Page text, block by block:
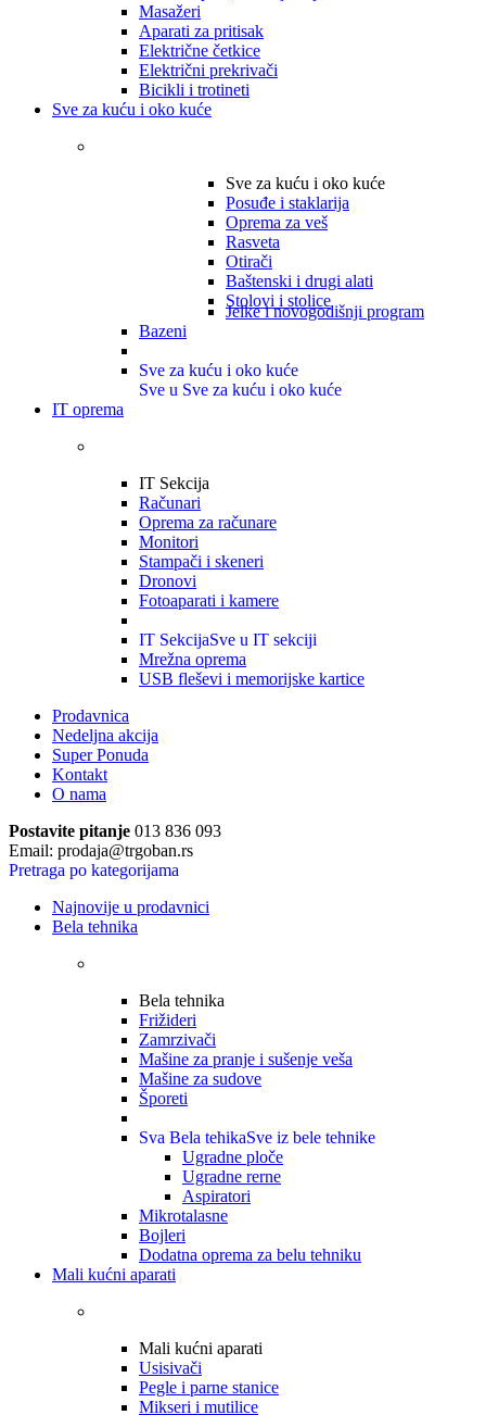
Masažeri
Aparati za pritisak
Električne četkice
Električni prekrivači
Bicikli i trotineti
Sve za kuću i oko kuće
Sve za kuću i oko kuće
Posuđe i staklarija
Oprema za veš
Rasveta
Otirači
Baštenski i drugi alati
Stolovi i stolice
Jelke i novogodišnji program
Bazeni
Sve za kuću i oko kuće
Sve u Sve za kuću i oko kuće
IT oprema
IT Sekcija
Računari
Oprema za računare
Monitori
Stampači i skeneri
Dronovi
Fotoaparati i kamere
IT SekcijaSve u IT sekciji
Mrežna oprema
USB fleševi i memorijske kartice
Prodavnica
Nedeljna akcija
Super Ponuda
Kontakt
O nama
Postavite pitanje 013 836 093
Email: prodaja@trgoban.rs
Pretraga po kategorijama
Najnovije u prodavnici
Bela tehnika
Bela tehnika
Frižideri
Zamrzivači
Mašine za pranje i sušenje veša
Mašine za sudove
Šporeti
Sva Bela tehikaSve iz bele tehnike
Ugradne ploče
Ugradne rerne
Aspiratori
Mikrotalasne
Bojleri
Dodatna oprema za belu tehniku
Mali kućni aparati
Mali kućni aparati
Usisivači
Pegle i parne stanice
Mikseri i mutilice